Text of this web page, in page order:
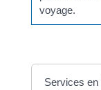
voyage.
Services en